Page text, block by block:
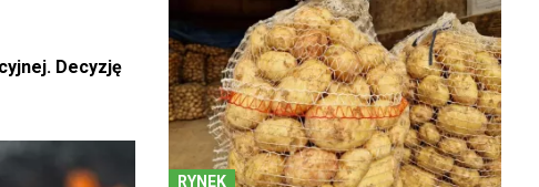
Decyzję
RYNEK